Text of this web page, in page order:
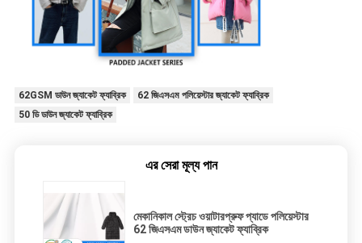
62GSM ডাউন জ্যাকেট ফ্যাব্রিক
62 জিএসএম পলিয়েস্টার জ্যাকেট ফ্যাব্রিক
50 ডি ডাউন জ্যাকেট ফ্যাব্রিক
এর সেরা মূল্য পান
মেকানিকাল স্ট্রেচ ওয়াটারপ্রুফ প্যাডে পলিয়েস্টার
62 জিএসএম ডাউন জ্যাকেট ফ্যাব্রিক